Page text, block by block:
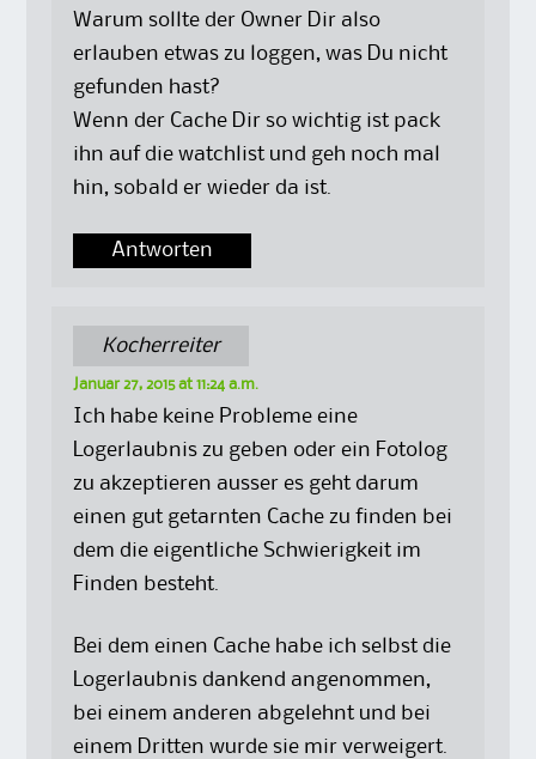
Warum sollte der Owner Dir also
erlauben etwas zu loggen, was Du nicht
gefunden hast?
Wenn der Cache Dir so wichtig ist pack
ihn auf die watchlist und geh noch mal
hin, sobald er wieder da ist.
Antworten
Kocherreiter
Januar 27, 2015 at 11:24 a.m.
Ich habe keine Probleme eine
Logerlaubnis zu geben oder ein Fotolog
zu akzeptieren ausser es geht darum
einen gut getarnten Cache zu finden bei
dem die eigentliche Schwierigkeit im
Finden besteht.
Bei dem einen Cache habe ich selbst die
Logerlaubnis dankend angenommen,
bei einem anderen abgelehnt und bei
einem Dritten wurde sie mir verweigert.